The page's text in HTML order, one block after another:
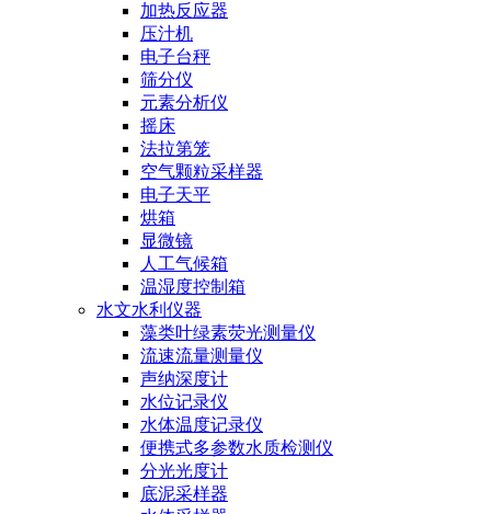
加热反应器
压汁机
电子台秤
筛分仪
元素分析仪
摇床
法拉第笼
空气颗粒采样器
电子天平
烘箱
显微镜
人工气候箱
温湿度控制箱
水文水利仪器
藻类叶绿素荧光测量仪
流速流量测量仪
声纳深度计
水位记录仪
水体温度记录仪
便携式多参数水质检测仪
分光光度计
底泥采样器